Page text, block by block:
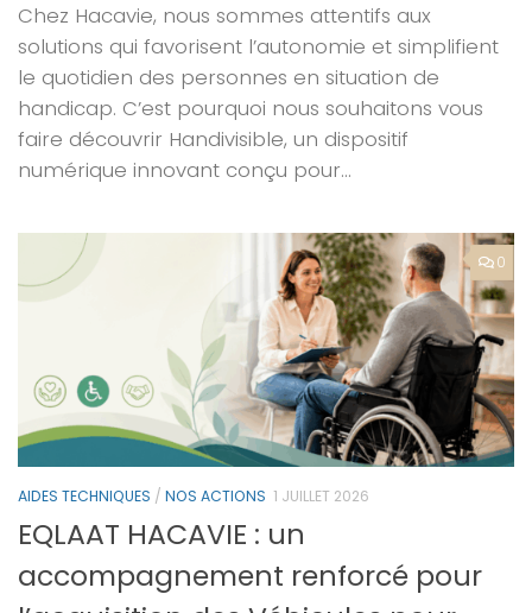
Chez Hacavie, nous sommes attentifs aux
solutions qui favorisent l’autonomie et simplifient
le quotidien des personnes en situation de
handicap. C’est pourquoi nous souhaitons vous
faire découvrir Handivisible, un dispositif
numérique innovant conçu pour...
0
AIDES TECHNIQUES / NOS ACTIONS 1 JUILLET 2026
EQLAAT HACAVIE : un
accompagnement renforcé pour